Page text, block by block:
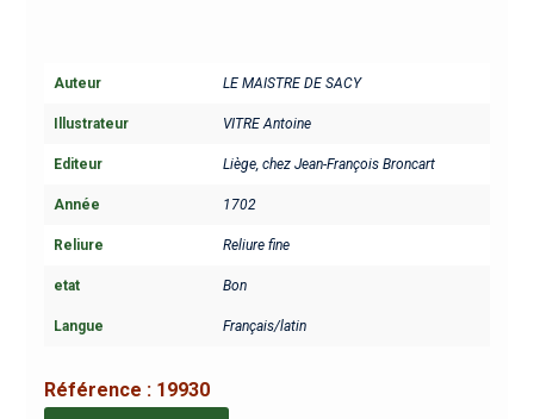
Auteur LE MAISTRE DE SACY
Illustrateur VITRE Antoine
Editeur Liège, chez Jean-François Broncart
Année 1702
Reliure Reliure fine
etat Bon
Langue Français/latin
Référence : 19930